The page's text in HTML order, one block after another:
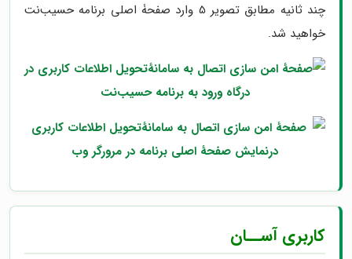
چند ثانیه مطابق تصویر 5 وارد صفحۀ اصلی برنامه حسیب‌نت
خواهید شد.
کاربری آســان